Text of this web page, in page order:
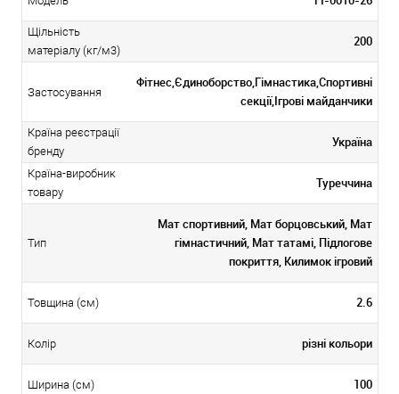
Щільність
матеріалу (кг/м3)
200
Застосування
Фітнес,Єдиноборство,Гімнастика,Спортивні
секції,Ігрові майданчики
Країна реєстрації
бренду
Україна
Країна-виробник
товару
Туреччина
Тип
Мат спортивний, Мат борцовський, Мат
гімнастичний, Мат татамі, Підлогове
покриття, Килимок ігровий
Товщина (см) 2.6
Колір різні кольори
Ширина (см) 100